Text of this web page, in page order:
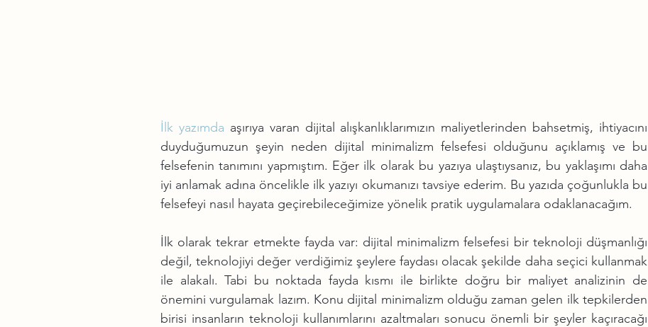
İlk yazımda aşırıya varan dijital alışkanlıklarımızın maliyetlerinden bahsetmiş, ihtiyacını
duyduğumuzun şeyin neden dijital minimalizm felsefesi olduğunu açıklamış ve bu
felsefenin tanımını yapmıştım. Eğer ilk olarak bu yazıya ulaştıysanız, bu yaklaşımı daha
iyi anlamak adına öncelikle ilk yazıyı okumanızı tavsiye ederim. Bu yazıda çoğunlukla bu
felsefeyi nasıl hayata geçirebileceğimize yönelik pratik uygulamalara odaklanacağım.
İlk olarak tekrar etmekte fayda var: dijital minimalizm felsefesi bir teknoloji düşmanlığı
değil, teknolojiyi değer verdiğimiz şeylere faydası olacak şekilde daha seçici kullanmak
ile alakalı. Tabi bu noktada fayda kısmı ile birlikte doğru bir maliyet analizinin de
önemini vurgulamak lazım. Konu dijital minimalizm olduğu zaman gelen ilk tepkilerden
birisi insanların teknoloji kullanımlarını azaltmaları sonucu önemli bir şeyler kaçıracağı